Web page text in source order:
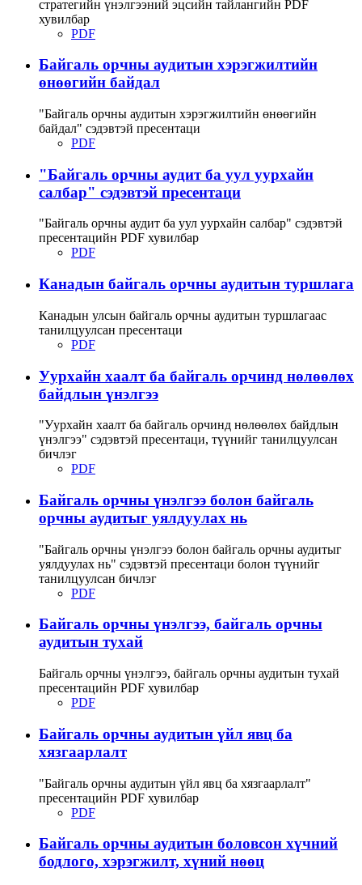
стратегийн үнэлгээний эцсийн тайлангийн PDF
хувилбар
PDF
Байгаль орчны аудитын хэрэгжилтийн
өнөөгийн байдал
"Байгаль орчны аудитын хэрэгжилтийн өнөөгийн
байдал" сэдэвтэй пресентаци
PDF
"Байгаль орчны аудит ба уул уурхайн
салбар" сэдэвтэй пресентаци
"Байгаль орчны аудит ба уул уурхайн салбар" сэдэвтэй
пресентацийн PDF хувилбар
PDF
Канадын байгаль орчны аудитын туршлага
Канадын улсын байгаль орчны аудитын туршлагаас
танилцуулсан пресентаци
PDF
Уурхайн хаалт ба байгаль орчинд нөлөөлөх
байдлын үнэлгээ
"Уурхайн хаалт ба байгаль орчинд нөлөөлөх байдлын
үнэлгээ" сэдэвтэй пресентаци, түүнийг танилцуулсан
бичлэг
PDF
Байгаль орчны үнэлгээ болон байгаль
орчны аудитыг уялдуулах нь
"Байгаль орчны үнэлгээ болон байгаль орчны аудитыг
уялдуулах нь" сэдэвтэй пресентаци болон түүнийг
танилцуулсан бичлэг
PDF
Байгаль орчны үнэлгээ, байгаль орчны
аудитын тухай
Байгаль орчны үнэлгээ, байгаль орчны аудитын тухай
пресентацийн PDF хувилбар
PDF
Байгаль орчны аудитын үйл явц ба
хязгаарлалт
"Байгаль орчны аудитын үйл явц ба хязгаарлалт"
пресентацийн PDF хувилбар
PDF
Байгаль орчны аудитын боловсон хүчний
бодлого, хэрэгжилт, хүний нөөц